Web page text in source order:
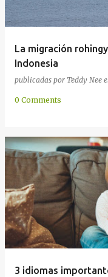
La migración
Indonesia
publicadas por Teddy Nee
0 Comments
3 idiomas